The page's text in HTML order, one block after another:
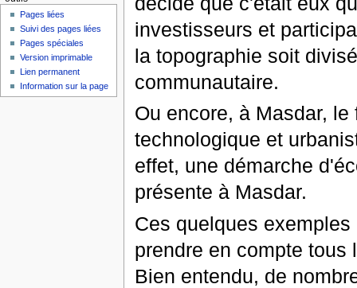
investisseurs et
la topographie soit
communautaire.
Ou encore, à Masdar,
technologique et
effet, une démarche
présente à Masdar.
Ces quelques
prendre en compte tous
Bien entendu, de
Pages liées
Suivi des pages liées
Pages spéciales
Version imprimable
Lien permanent
Information sur la page